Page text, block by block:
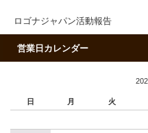
ロゴナジャパン活動報告
営業日カレンダー
日 月 火